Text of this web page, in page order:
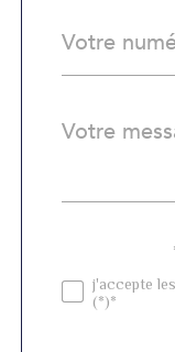
*
Message
j'accepte
(*)*